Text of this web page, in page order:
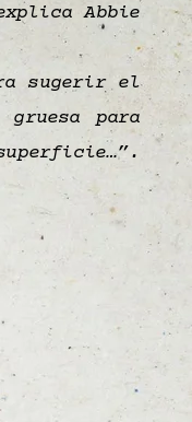
Abbie
sugerir el
para